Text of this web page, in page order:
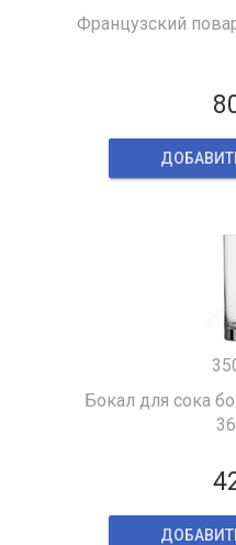
Французский
Бокал для сока